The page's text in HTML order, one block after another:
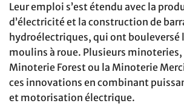
Leur emploi s’est étendu avec la
d’électricité et la construction de
hydroélectriques, qui ont bouleversé
moulins à roue. Plusieurs
Minoterie Forest ou la Minoterie
ces innovations en combinant
et motorisation électrique.